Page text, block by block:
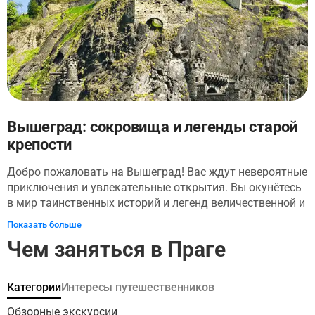
восхитительных дегустации пива и наслаждайтесь
бутилированием собственного пива во время тура.
Вышеград: сокровища и легенды старой
крепости
Добро пожаловать на Вышеград! Вас ждут невероятные
приключения и увлекательные открытия. Вы окунётесь
в мир таинственных историй и легенд величественной и
загадочной крепости. Местные жители говорят, что там
княжны Либуше. Легко поверить, ведь Вышеграду
больше 1000 лет! Мы превратили экскурсию в
захватывающий квест. Многоголосный
профессиональный аудиоспектакль поможет
проникнуться особой атмосферой этого места и узнать
Показать больше
Чем заняться в Праге
КатегорииИнтересы путешественников
Обзорные экскурсии